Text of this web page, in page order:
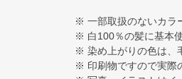
※ 一部取扱のないカラ
※ 白100％の髪に基本
※ 染め上がりの色は、
※ 印刷物ですので実際